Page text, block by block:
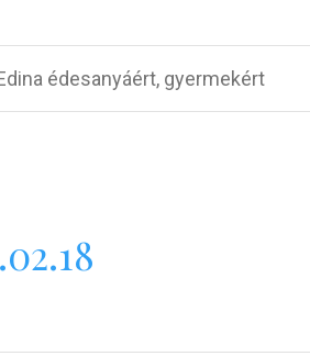
édesanyáért, gyermekért